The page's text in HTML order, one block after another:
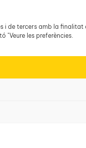
i de tercers amb la
"Veure les preferències.